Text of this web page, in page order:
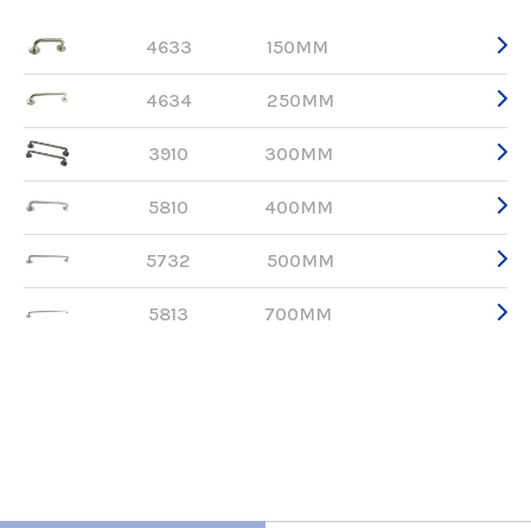
4633 150MM
4634 250MM
3910 300MM
5810 400MM
5732 500MM
5813 700MM